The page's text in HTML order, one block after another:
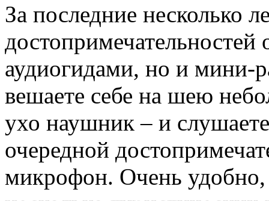
За последние несколько
достопримечательностей
аудиогидами, но и мини-
вешаете себе на шею
ухо наушник – и
очередной
микрофон. Очень удобно,